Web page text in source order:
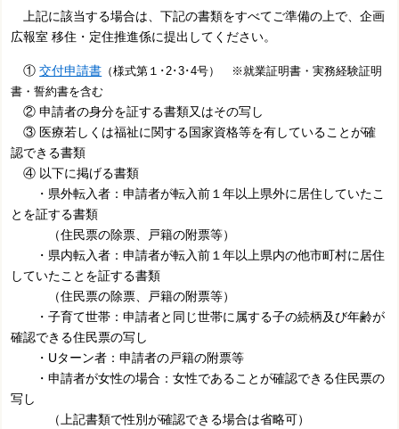
上記に該当する場合は、下記の書類をすべてご準備の上で、企画
広報室 移住・定住推進係に提出してください。
①交付申請書 （様式第１･2･3･4号） ※就業証明書・実務経験証明
書・誓約書を含む
② 申請者の身分を証する書類又はその写し
③ 医療若しくは福祉に関する国家資格等を有していることが確
認できる書類
④ 以下に掲げる書類
・県外転入者：申請者が転入前１年以上県外に居住していたこ
とを証する書類
（住民票の除票、戸籍の附票等）
・県内転入者：申請者が転入前１年以上県内の他市町村に居住
していたことを証する書類
（住民票の除票、戸籍の附票等）
・子育て世帯：申請者と同じ世帯に属する子の続柄及び年齢が
確認できる住民票の写し
・Uターン者：申請者の戸籍の附票等
・申請者が女性の場合：女性であることが確認できる住民票の
写し
（上記書類で性別が確認できる場合は省略可）